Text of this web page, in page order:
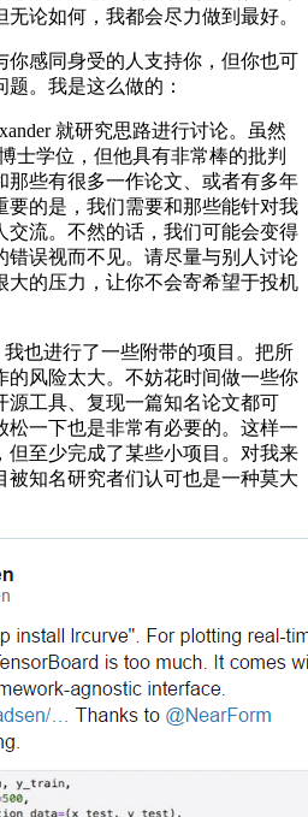
论如何，我都会尽力做到最好。
感同身受的人支持你，但你也可
。我是这么做的：
就研究思路进行讨论。虽然
士学位，但他具有非常棒的批判
那些有很多一作论文、或者有多年
要的是，我们需要和那些能针对我
交流。不然的话，我们可能会变得
错误视而不见。请尽量与别人讨论
大的压力，让你不会寄希望于投机
也进行了一些附带的项目。把所
的风险太大。不妨花时间做一些你
源工具、复现一篇知名论文都可
松一下也是非常有必要的。这样一
但至少完成了某些小项目。对我来
被知名研究者们认可也是一种莫大